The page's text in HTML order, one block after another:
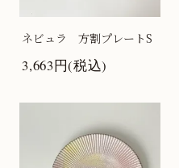
ネビュラ 方割プレートS
3,663円(税込)